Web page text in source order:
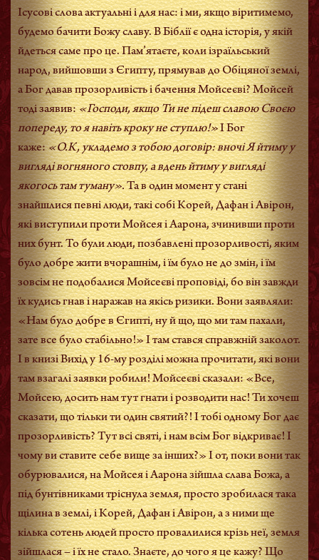
Ісусові слова актуальні і для нас: і ми, якщо віритимемо,
будемо бачити Божу славу. В Біблії є одна історія, у якій
йдеться саме про це. Пам’ятаєте, коли ізраїльський
народ, вийшовши з Єгипту, прямував до Обіцяної землі,
а Бог давав прозорливість і бачення Мойсеєві? Мойсей
тоді заявив:«Господи, якщо Ти не підеш славою Своєю
попереду, то я навіть кроку не ступлю!»І Бог
каже:«О.К, укладемо з тобою договір: вночі Я йтиму у
вигляді вогняного стовпу, а вдень йтиму у вигляді
якогось там туману».Та в один момент у стані
знайшлися певні люди, такі собі Корей, Дафан і Авірон,
які виступили проти Мойсея і Аарона, зчинивши проти
них бунт. То були люди, позбавлені прозорливості, яким
було добре жити вчорашнім, і їм було не до змін, і їм
зовсім не подобалися Мойсеєві проповіді, бо він завжди
їх кудись гнав і наражав на якісь ризики. Вони заявляли:
«Нам було добре в Єгипті, ну й що, що ми там пахали,
зате все було стабільно!» І там стався справжній заколот.
І в книзі Вихід у 16-му розділі можна прочитати, які вони
там взагалі заявки робили! Мойсеєві сказали: «Все,
Мойсею, досить нам тут гнати і розводити нас! Ти хочеш
сказати, що тільки ти один святий?! І тобі одному Бог дає
прозорливість? Тут всі святі, і нам всім Бог відкриває! І
чому ви ставите себе вище за інших?» І от, поки вони так
обурювалися, на Мойсея і Аарона зійшла слава Божа, а
під бунтівниками тріснула земля, просто зробилася така
щілина в землі, і Корей, Дафан і Авірон, а з ними ще
кілька сотень людей просто провалилися крізь неї, земля
зійшлася – і їх не стало. Знаєте, до чого я це кажу? Що